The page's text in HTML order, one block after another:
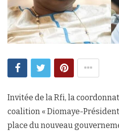
Invitée de la Rfi, la
coalition « Diomaye-
place du nouveau